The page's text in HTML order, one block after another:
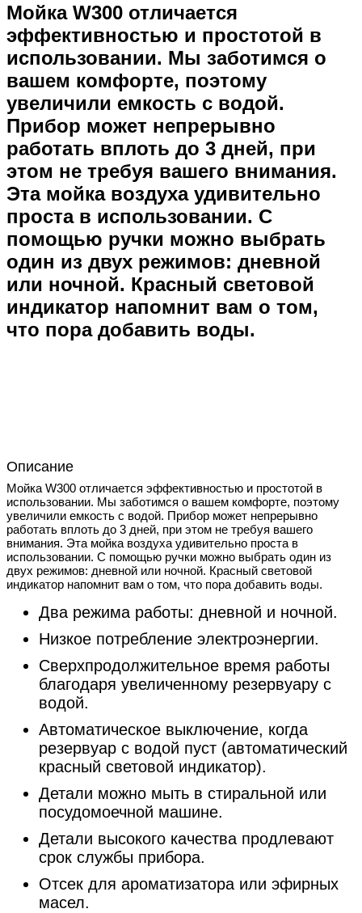
Мойка W300 отличается
эффективностью и простотой в
использовании. Мы заботимся о
вашем комфорте, поэтому
увеличили емкость с водой.
Прибор может непрерывно
работать вплоть до 3 дней, при
этом не требуя вашего внимания.
Эта мойка воздуха удивительно
проста в использовании. С
помощью ручки можно выбрать
один из двух режимов: дневной
или ночной. Красный световой
индикатор напомнит вам о том,
что пора добавить воды.
Описание
Мойка W300 отличается эффективностью и простотой в
использовании. Мы заботимся о вашем комфорте, поэтому
увеличили емкость с водой. Прибор может непрерывно
работать вплоть до 3 дней, при этом не требуя вашего
внимания. Эта мойка воздуха удивительно проста в
использовании. С помощью ручки можно выбрать один из
двух режимов: дневной или ночной. Красный световой
индикатор напомнит вам о том, что пора добавить воды.
Два режима работы: дневной и ночной.
Низкое потребление электроэнергии.
Сверхпродолжительное время работы
благодаря увеличенному резервуару с
водой.
Автоматическое выключение, когда
резервуар с водой пуст (автоматический
красный световой индикатор).
Детали можно мыть в стиральной или
посудомоечной машине.
Детали высокого качества продлевают
срок службы прибора.
Отсек для ароматизатора или эфирных
масел.